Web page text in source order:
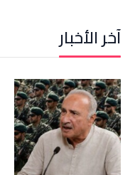
آخر الأخبار